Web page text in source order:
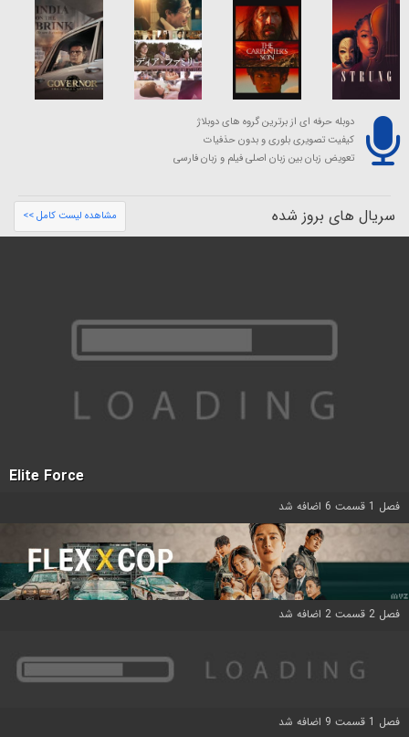
دوبله حرفه ای از برترین گروه های دوبلاژ
کیفیت تصویری بلوری و بدون حذفیات
تعویض زبان بین زبان اصلی فیلم و زبان فارسی
سریال های بروز شده مشاهده لیست کامل >>
Elite Force
فصل 1 قسمت 6 اضافه شد
فصل 2 قسمت 2 اضافه شد
فصل 1 قسمت 9 اضافه شد